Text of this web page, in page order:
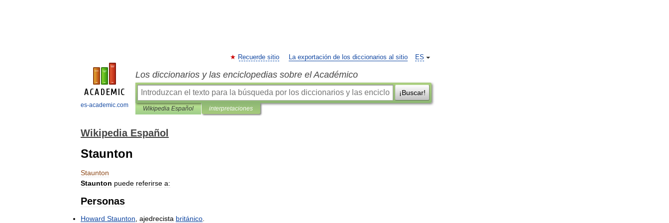
es-academic.com
ES
Recuerde sitio La exportación de los diccionarios al sitio
Los diccionarios y las enciclopedias sobre el Académico
¡Buscar!
Wikipedia Español interpretaciones
Wikipedia Español
Staunton
Staunton
Staunton puede referirse a:
Personas
Howard Staunton ajedrecista británico